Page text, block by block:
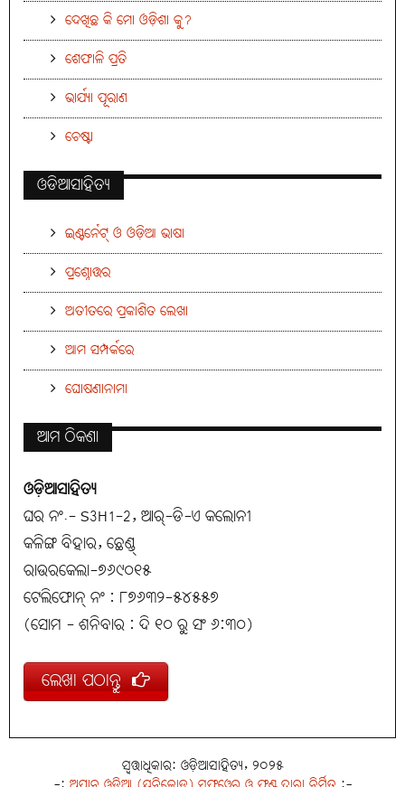
ଦେଖିଛ କି ମୋ ଓଡ଼ିଶା କୁ?
ଶେଫାଳି ପ୍ରତି
ଭାର୍ଯ୍ୟା ପୂରାଣ
ଚେଷ୍ଟା
ଓଡିଆସାହିତ୍ୟ
ଇଣ୍ଟର୍ନେଟ୍ ଓ ଓଡ଼ିଆ ଭାଷା
ପ୍ରଶ୍ନୋତ୍ତର
ଅତୀତରେ ପ୍ରକାଶିତ ଲେଖା
ଆମ ସମ୍ପର୍କରେ
ଘୋଷଣାନାମା
ଆମ ଠିକଣା
ଓଡ଼ିଆସାହିତ୍ୟ
ଘର ନଂ.- S3H1-2, ଆର୍-ଡି-ଏ କଲୋନୀ
କଳିଙ୍ଗ ବିହାର, ଛେଣ୍ଡ୍
ରାଉରକେଲା-୭୬୯୦୧୫
ଟେଲିଫୋନ୍ ନଂ : ୮୭୬୩୨-୫୪୫୫୭
(ସୋମ - ଶନିବାର : ଦି ୧୦ ରୁ ସଂ ୬:୩୦)
ଲେଖା ପଠାନ୍ତୁ
ସ୍ୱତ୍ତାଧିକାର: ଓଡ଼ିଆସାହିତ୍ୟ, ୨୦୨୫